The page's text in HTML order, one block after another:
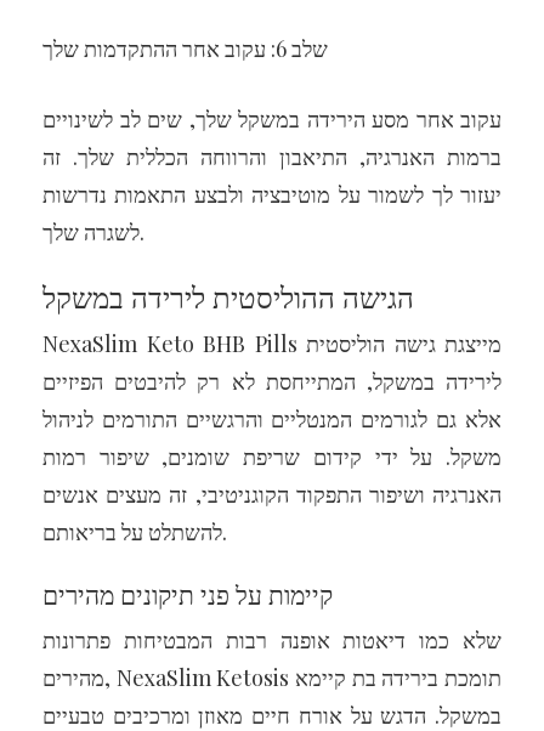
שלב 6: עקוב אחר ההתקדמות שלך
עקוב אחר מסע הירידה במשקל שלך, שים לב לשינויים
ברמות האנרגיה, התיאבון והרווחה הכללית שלך. זה
יעזור לך לשמור על מוטיבציה ולבצע התאמות נדרשות
לשגרה שלך.
הגישה ההוליסטית לירידה במשקל
NexaSlim Keto BHB Pills מייצגת גישה הוליסטית
לירידה במשקל, המתייחסת לא רק להיבטים הפיזיים
אלא גם לגורמים המנטליים והרגשיים התורמים לניהול
משקל. על ידי קידום שריפת שומנים, שיפור רמות
האנרגיה ושיפור התפקוד הקוגניטיבי, זה מעצים אנשים
להשתלט על בריאותם.
קיימות על פני תיקונים מהירים
שלא כמו דיאטות אופנה רבות המבטיחות פתרונות
מהירים, NexaSlim Ketosis תומכת בירידה בת קיימא
במשקל. הדגש על אורח חיים מאוזן ומרכיבים טבעיים